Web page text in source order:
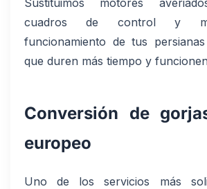
cuadros de control y
funcionamiento de tus
que duren más tiempo y
Conversión de
europeo
Uno de los servicios más